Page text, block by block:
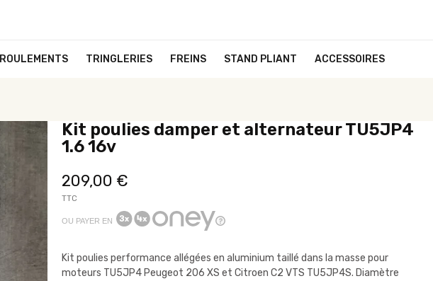
ROULEMENTS TRINGLERIES FREINS STAND PLIANT ACCESSOIRES
Kit poulies damper et alternateur TU5JP4
1.6 16v
209,00 €
TTC
OU PAYER EN
Kit poulies performance allégées en aluminium taillé dans la masse pour
moteurs TU5JP4 Peugeot 206 XS et Citroen C2 VTS TU5JP4S. Diamètre